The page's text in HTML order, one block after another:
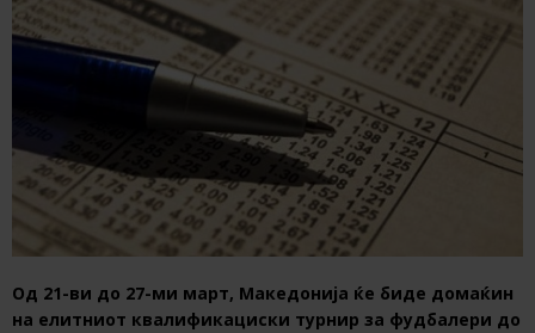
Од 21-ви до 27-ми март, Македонија ќе биде домаќин
на елитниот квалификациски турнир за фудбалери до